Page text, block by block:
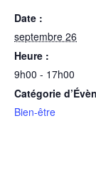
Date :
septembre 26
Heure :
9h00 - 17h00
Catégorie
Bien-être